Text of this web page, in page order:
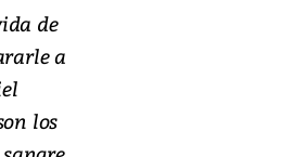
de
a
los